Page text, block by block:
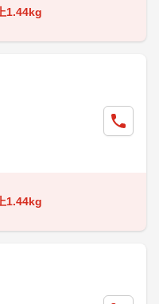
1.44kg
1.44kg